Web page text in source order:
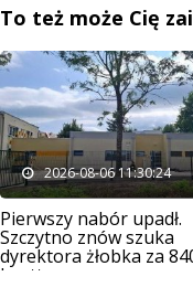
To też może Cię
2026-08-06 11:30:24
Pierwszy nabór upadł.
Szczytno znów szuka
dyrektora żłobka za
brutto